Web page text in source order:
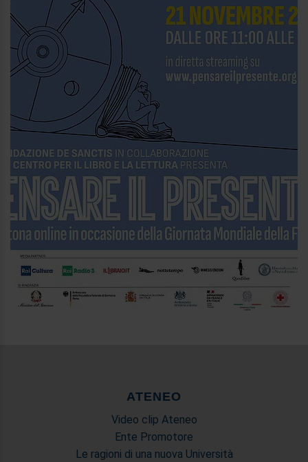
ATENEO
Video clip Ateneo
Ente Promotore
Le ragioni di una nuova Università